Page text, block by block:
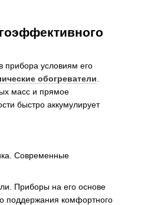
прибора условиям его
обогреватели.
масс и прямое
быстро аккумулирует
Современные
Приборы на его основе
поддержания комфортного